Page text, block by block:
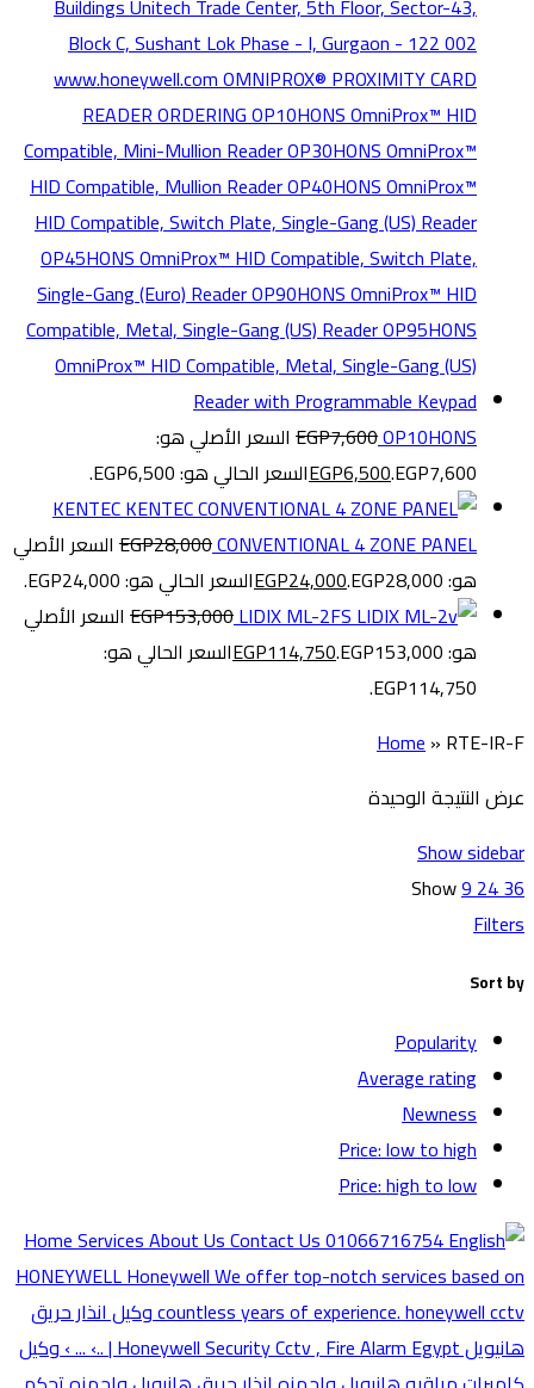
OP10HONS
EGP7,600
السعر الأصلي هو:
EGP7,600.
EGP6,500
السعر الحالي هو: EGP6,500.
KENTEC
CONVENTIONAL 4 ZONE PANEL
EGP28,000
السعر الأصلي
هو: EGP28,000.
EGP24,000
السعر الحالي هو: EGP24,000.
LIDIX ML-2FS
EGP153,000
السعر الأصلي
هو: EGP153,000.
EGP114,750
السعر الحالي هو:
EGP114,750.
Home» RTE-IR-F
عرض النتيجة الوحيدة
Show sidebar
Show92436
Filters
Sort by
Popularity
Average rating
Newness
Price: low to high
Price: high to low